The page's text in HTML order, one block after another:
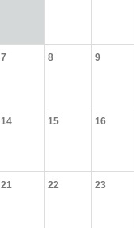
7 8 9
14 15 16
21 22 23